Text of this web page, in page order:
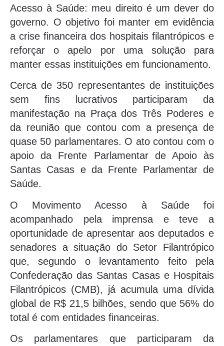
Acesso à Saúde: meu direito é um dever do
governo. O objetivo foi manter em evidência
a crise financeira dos hospitais filantrópicos e
reforçar o apelo por uma solução para
manter essas instituições em funcionamento.
Cerca de 350 representantes de instituições
sem fins lucrativos participaram da
manifestação na Praça dos Três Poderes e
da reunião que contou com a presença de
quase 50 parlamentares. O ato contou com o
apoio da Frente Parlamentar de Apoio às
Santas Casas e da Frente Parlamentar de
Saúde.
O Movimento Acesso à Saúde foi
acompanhado pela imprensa e teve a
oportunidade de apresentar aos deputados e
senadores a situação do Setor Filantrópico
que, segundo o levantamento feito pela
Confederação das Santas Casas e Hospitais
Filantrópicos (CMB), já acumula uma dívida
global de R$ 21,5 bilhões, sendo que 56% do
total é com entidades financeiras.
Os parlamentares que participaram da